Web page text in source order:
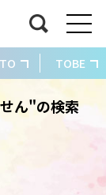
TOBE
ん"の検索